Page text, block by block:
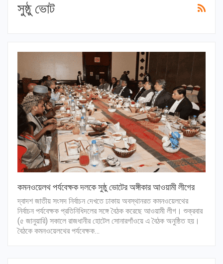
সুষ্ঠু ভোট
কমনওয়েলথ পর্যবেক্ষক দলকে সুষ্ঠু ভোটের অঙ্গীকার আওয়ামী লীগের
দ্বাদশ জাতীয় সংসদ নির্বাচন দেখতে ঢাকায় অবস্থানরত কমনওয়েলথের
নির্বাচন পর্যবেক্ষক প্রতিনিধিদলের সঙ্গে বৈঠক করেছে আওয়ামী লীগ। শুক্রবার
(৫ জানুয়ারি) সকালে রাজধানীর হোটেল সোনারগাঁওয়ে এ বৈঠক অনুষ্ঠিত হয়।
বৈঠকে কমনওয়েলথের পর্যবেক্ষক…